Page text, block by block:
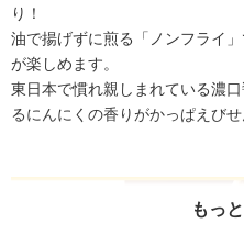
り！
油で揚げずに煎る「ノンフライ
が楽しめます。
東日本で慣れ親しまれている濃
るにんにくの香りがかっぱえびせ
もっ